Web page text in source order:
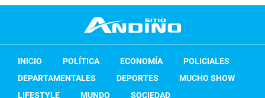
INICIO POLÍTICA ECONOMÍA
POLICIALES
DEPARTAMENTALES
DEPORTES
MUCHO SHOW
LIFESTYLE
MUNDO SOCIEDAD